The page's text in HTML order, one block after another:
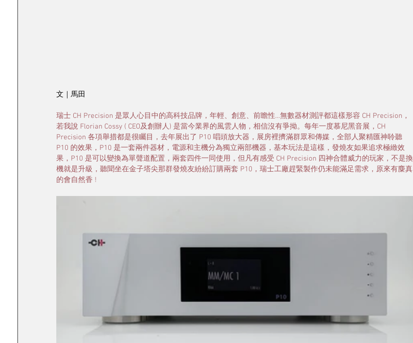
文｜馬田
瑞士 CH Precision 是眾人心目中的高科技品牌，年輕、創意、前瞻性…無數器材測評都這樣形容 CH Precision，
若我說 Florian Cossy ( CEO及創辦人) 是當今業界的風雲人物，相信沒有爭拗。每年一度慕尼黑音展，CH
Precision 各項舉措都是很矚目，去年展出了 P10 唱頭放大器，展房裡擠滿群眾和傳媒，全部人聚精匯神聆聽
P10 的效果，P10 是一套兩件器材，電源和主機分為獨立兩部機器，基本玩法是這樣，發燒友如果追求極緻效
果，P10 是可以變換為單聲道配置，兩套四件一同使用，但凡有感受 CH Precision 四神合體威力的玩家，不是換
機就是升級，聽聞坐在金子塔尖那群發燒友紛紛訂購兩套 P10，瑞士工廠趕緊製作仍未能滿足需求，原來有麋真
的會自然香 !